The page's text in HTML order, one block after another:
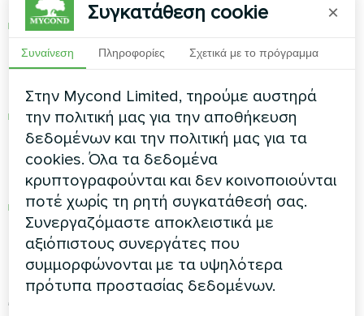
Χαρακτηριστικά MBA05G:
αφύγρανσης 50 l/ημέρα, συνιστώμενη
επιφάνεια πισίνας έως 15 m², παροχή αέρα
500 m³/ώρα, κατανάλωση ισχύος 600 W
MBA07G για πισίνα:ικανότητα αφύγρανσης
70 l/ημέρα, συνιστώμενη επιφάνεια πισίνας
15-25 m², παροχή αέρα 700 m³/ώρα,
κατανάλωση ισχύος 800 W
MBA10G αφυγραντήρας:ικανότητα
αφύγρανσης 100 l/ημέρα, συνιστώμενη
επιφάνεια πισίνας 25-40 m², παροχή αέρα
1000 m³/ώρα, κατανάλωση ισχύος 1200 W
Όλα τα μοντέλα διαθέτουν ενσωματωμένο
Συγκατάθεση cookie ×
Συναίνεση Πληροφορίες Σχετικά με το πρόγραμμα
Στην Mycond Limited, τηρούμε αυστηρά
την πολιτική μας για την αποθήκευση
δεδομένων και την πολιτική μας για τα
cookies. Όλα τα δεδομένα
κρυπτογραφούνται και δεν κοινοποιούνται
ποτέ χωρίς τη ρητή συγκατάθεσή σας.
Συνεργαζόμαστε αποκλειστικά με
αξιόπιστους συνεργάτες που
συμμορφώνονται με τα υψηλότερα
πρότυπα προστασίας δεδομένων.